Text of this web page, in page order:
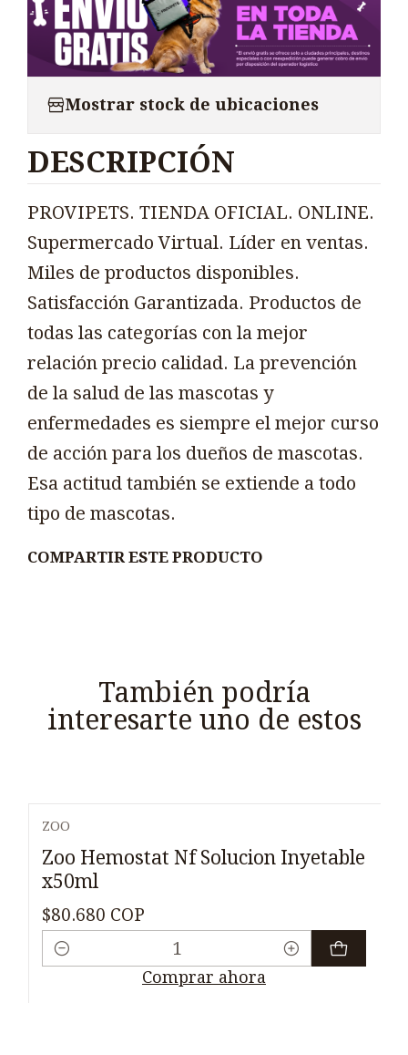
Mostrar stock de ubicaciones
DESCRIPCIÓN
PROVIPETS. TIENDA OFICIAL. ONLINE.
Supermercado Virtual. Líder en ventas.
Miles de productos disponibles.
Satisfacción Garantizada. Productos de
todas las categorías con la mejor
relación precio calidad. La prevención
de la salud de las mascotas y
enfermedades es siempre el mejor curso
de acción para los dueños de mascotas.
Esa actitud también se extiende a todo
tipo de mascotas.
COMPARTIR ESTE PRODUCTO
También podría
interesarte uno de estos
ZOO
Zoo Hemostat Nf Solucion Inyetable
x50ml
$80.680 COP
Cantidad
Comprar ahora